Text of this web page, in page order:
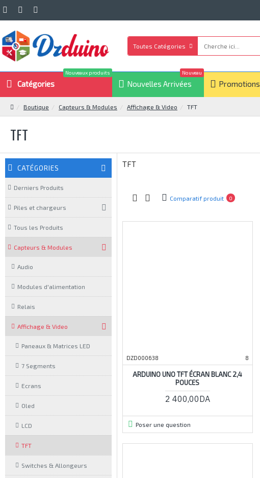
Toutes Catégories
Catégories
Nouveaux produits
Nouvelles Arrivées
Nouveau
Promotions
Boutique Capteurs & Modules Affichage & Video TFT
TFT
CATÉGORIES
Derniers Produits
Piles et chargeurs
Tous les Produits
Capteurs & Modules
Audio
Modules d'alimentation
Relais
Affichage & Video
Paneaux & Matrices LED
7 Segments
Ecrans
Oled
LCD
TFT
Switches & Allongeurs
TFT
Comparatif produit 0
DZD000638 8
ARDUINO UNO TFT ÉCRAN BLANC 2,4
POUCES
2 400,00DA
Poser une question